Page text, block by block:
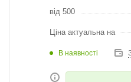
від 500
Ціна актуальна на
В наявності